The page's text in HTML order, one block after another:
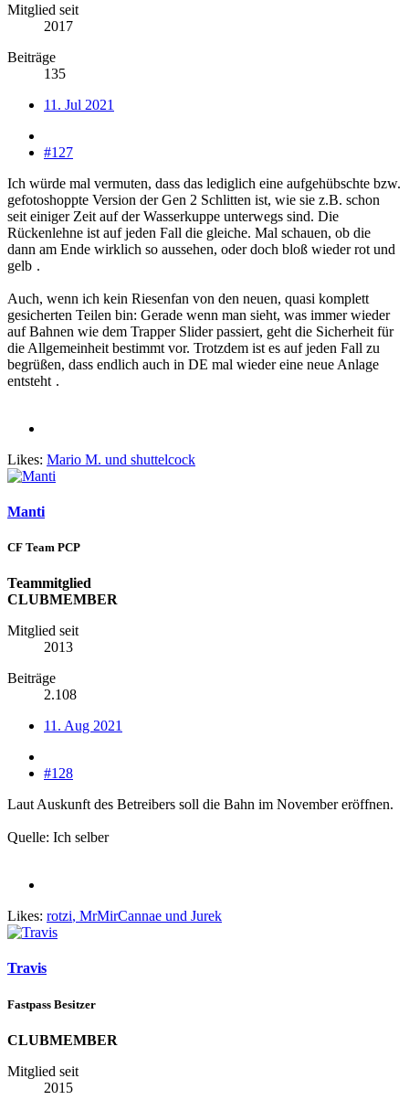
Mitglied seit
2017
Beiträge
135
11. Jul 2021
#127
Ich würde mal vermuten, dass das lediglich eine aufgehübschte bzw.
gefotoshoppte Version der Gen 2 Schlitten ist, wie sie z.B. schon
seit einiger Zeit auf der Wasserkuppe unterwegs sind. Die
Rückenlehne ist auf jeden Fall die gleiche. Mal schauen, ob die
dann am Ende wirklich so aussehen, oder doch bloß wieder rot und
gelb .
Auch, wenn ich kein Riesenfan von den neuen, quasi komplett
gesicherten Teilen bin: Gerade wenn man sieht, was immer wieder
auf Bahnen wie dem Trapper Slider passiert, geht die Sicherheit für
die Allgemeinheit bestimmt vor. Trotzdem ist es auf jeden Fall zu
begrüßen, dass endlich auch in DE mal wieder eine neue Anlage
entsteht .
Likes: Mario M. und shuttelcock
Manti
CF Team PCP
Teammitglied
CLUBMEMBER
Mitglied seit
2013
Beiträge
2.108
11. Aug 2021
#128
Laut Auskunft des Betreibers soll die Bahn im November eröffnen.
Quelle: Ich selber
Likes: rotzi, MrMirCannae und Jurek
Travis
Fastpass Besitzer
CLUBMEMBER
Mitglied seit
2015